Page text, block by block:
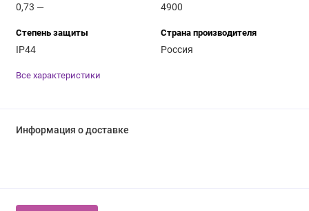
0,73 — 4900
Степень защиты
IP44
Страна производителя
Россия
Все характеристики
Информация о доставке